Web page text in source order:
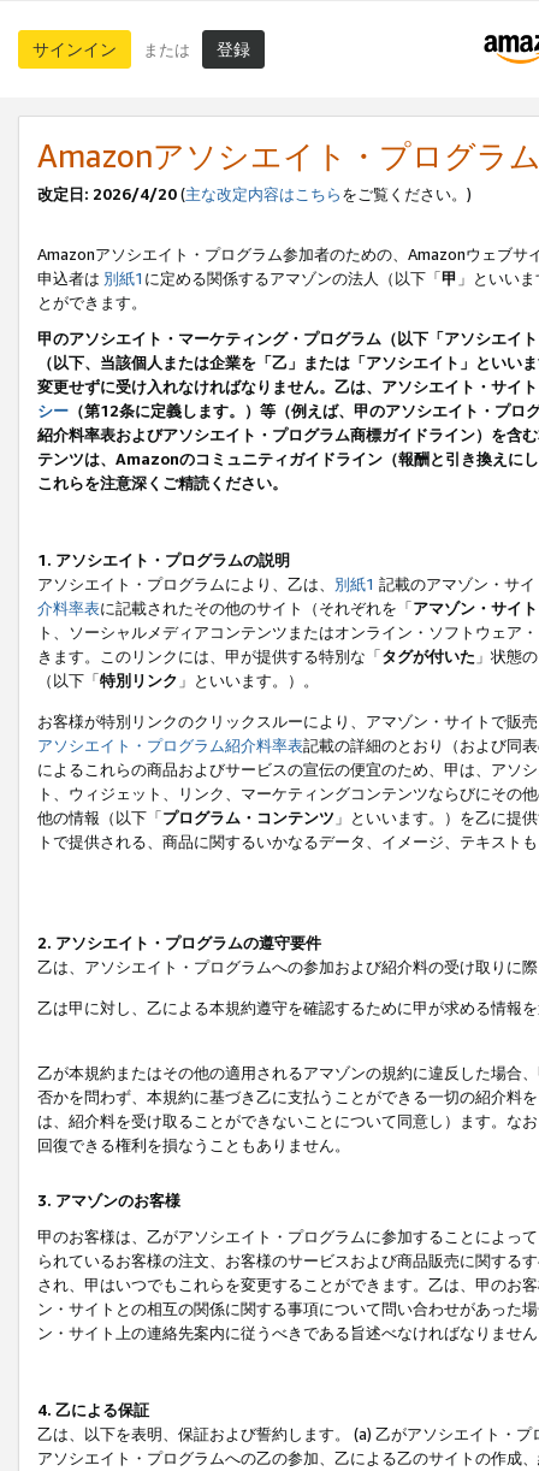
サインイン または 登録
Amazonアソシエイト・プログラ
改定日: 2026/4/20(主な改定内容はこちらをご覧ください。)
Amazonアソシエイト・プログラム参加者のための、Amazonウェブサ
申込者は 別紙1 に定める関係するアマゾンの法人（以下「甲 」といい
とができます。
甲のアソシエイト・マーケティング・プログラム（以下「アソシエイ
（以下、当該個人または企業を「乙」または「アソシエイト」とい
変更せずに受け入れなければなりません。乙は、アソシエイト・サイ
シー （第12条に定義します。）等（例えば、甲のアソシエイト・プ
紹介料率表およびアソシエイト・プログラム商標ガイドライン）を
テンツは、Amazonのコミュニティガイドライン（報酬と引き換えに
これらを注意深くご精読ください。
1. アソシエイト・プログラムの説明
アソシエイト・プログラムにより、乙は、 別紙1 記載のアマゾン・サ
介料率表に記載されたその他のサイト（それぞれを「アマゾン・サイト
ト、ソーシャルメディアコンテンツまたはオンライン・ソフトウェア
きます。このリンクには、甲が提供する特別な「タグが付いた 」状態
（以下「特別リンク 」といいます。）。
お客様が特別リンクのクリックスルーにより、アマゾン・サイトで販
アソシエイト・プログラム紹介料率表記載の詳細のとおり（および同
によるこれらの商品およびサービスの宣伝の便宜のため、甲は、アソ
ト、ウィジェット、リンク、マーケティングコンテンツならびにその
他の情報（以下「プログラム・コンテンツ 」といいます。）を乙に提
トで提供される、商品に関するいかなるデータ、イメージ、テキス
2. アソシエイト・プログラムの遵守要件
乙は、アソシエイト・プログラムへの参加および紹介料の受け取りに
乙は甲に対し、乙による本規約遵守を確認するために甲が求める情報
乙が本規約またはその他の適用されるアマゾンの規約に違反した場合
否かを問わず、本規約に基づき乙に支払うことができる一切の紹介料
は、紹介料を受け取ることができないことについて同意し）ます。な
回復できる権利を損なうこともありません。
3. アマゾンのお客様
甲のお客様は、乙がアソシエイト・プログラムに参加することによっ
られているお客様の注文、お客様のサービスおよび商品販売に関する
され、甲はいつでもこれらを変更することができます。乙は、甲のお
ン・サイトとの相互の関係に関する事項について問い合わせがあった
ン・サイト上の連絡先案内に従うべきである旨述べなければなりませ
4. 乙による保証
乙は、以下を表明、保証および誓約します。 (a) 乙がアソシエイト・
アソシエイト・プログラムへの乙の参加、乙による乙のサイトの作成